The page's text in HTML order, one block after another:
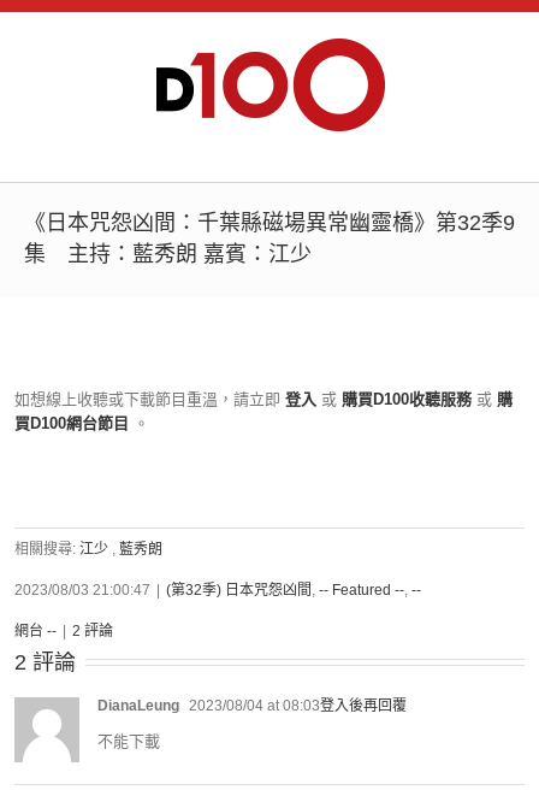
《日本咒怨凶間：千葉縣磁場異常幽靈橋》第32季9
集 主持：藍秀朗 嘉賓：江少
如想線上收聽或下載節目重溫，請立即 登入 或 購買D100收聽服務 或 購
買D100網台節目
。
相關搜尋: 江少 , 藍秀朗
2023/08/03 21:00:47 (第32季) 日本咒怨凶間 , -- Featured --, --
網台 -- 2 評論
2 評論
DianaLeung 2023/08/04 at 08:03登入後再回覆
不能下載